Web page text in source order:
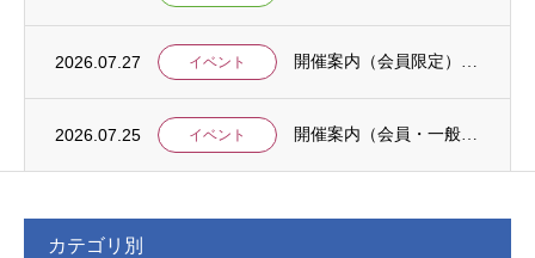
2026.07.27 イベント
2026.07.25 イベント
カテゴリ別